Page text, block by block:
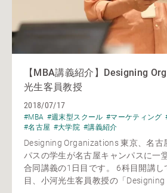
【MBA講義紹介】Designing
光生客員教授
2018/07/17
#MBA #週末型スクール #マーケティング
#名古屋 #大学院 #講義紹介
Designing Organizations 東京、名古
パスの学生が名古屋キャンパスに一
合同講義の1日目です。 6科目開講
目、小河光生客員教授の「Designing